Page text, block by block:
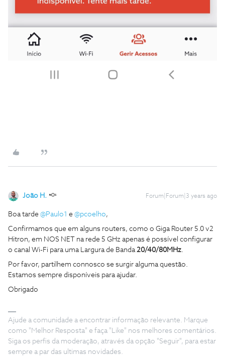
João H. Forum|Forum|3 years ago
Boa tarde @Paulo1 e @pcoelho,
Confirmamos que em alguns routers, como o Giga Router 5.0 v2
Hitron, em NOS NET na rede 5 GHz apenas é possível configurar
o canal Wi-Fi para uma Largura de Banda20/40/80MHz.
Por favor, partilhem connosco se surgir alguma questão.
Estamos sempre disponíveis para ajudar.
Obrigado
Ajude a comunidade a encontrar informação relevante. Marque
como "Melhor Resposta" e faça "Like" nos melhores comentários.
Siga os perfis da moderação, através da opção "Seguir", para estar
sempre a par das ultimas novidades.